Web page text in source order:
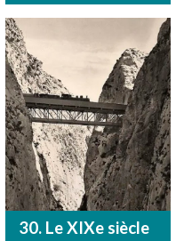
30. Le XIXe siècle